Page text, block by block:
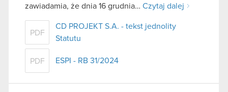
zawiadamia, że dnia 16 grudnia… Czytaj dalej
PDF
CD PROJEKT S.A. - tekst jednolity
Statutu
PDF ESPI - RB 31/2024